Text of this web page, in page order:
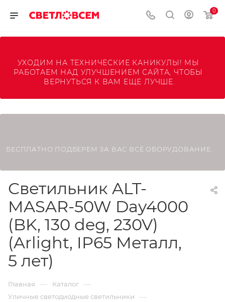
0
УХОДИМ НА ТЕХНИЧЕСКИЕ КАНИКУЛЫ! МЫ
РАБОТАЕМ НАД УЛУЧШЕНИЕМ САЙТА, ЧТОБЫ
ВЕРНУТЬСЯ К ВАМ ЕЩЕ ЛУЧШЕ.
БЕСПЛАТНО ПОДБЕРЕМ ЗА ВАС ВСЁ ОБОРУДОВАНИЕ.
Светильник ALT-
MASAR-50W Day4000
(BK, 130 deg, 230V)
(Arlight, IP65 Металл,
5 лет)
Главная — Каталог —
Уличные светодиодные светильники —